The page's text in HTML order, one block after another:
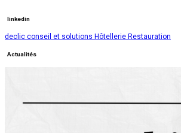
linkedin
declic conseil et solutions Hôtellerie Restauration
Actualités